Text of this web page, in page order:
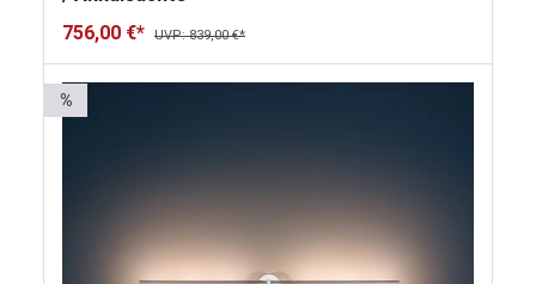
756,00 €*
UVP: 839,00 €*
%